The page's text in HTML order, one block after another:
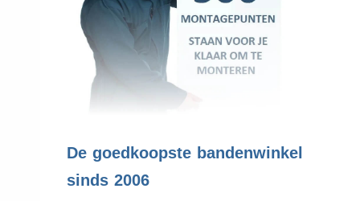
De goedkoopste bandenwinkel
sinds 2006